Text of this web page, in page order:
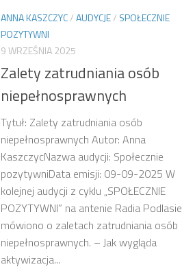
ANNA KASZCZYC/AUDYCJE/ SPOŁECZNIE
POZYTYWNI
9 WRZEŚNIA 2025
Zalety zatrudniania osób
niepełnosprawnych
Tytuł: Zalety zatrudniania osób
niepełnosprawnych Autor: Anna
KaszczycNazwa audycji: Społecznie
pozytywniData emisji: 09-09-2025 W
kolejnej audycji z cyklu „SPOŁECZNIE
POZYTYWNI” na antenie Radia Podlasie
mówiono o zaletach zatrudniania osób
niepełnosprawnych. – Jak wygląda
aktywizacja...